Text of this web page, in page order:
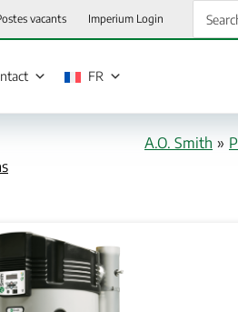
vacants Imperium Login
FR
A.O. Smith »